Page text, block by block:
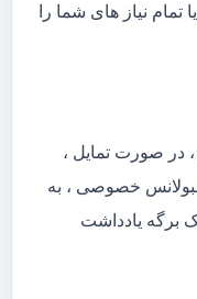
نیاز های شما را
در صورت تمایل ،
خصوصی ، به
برگه یادداشت